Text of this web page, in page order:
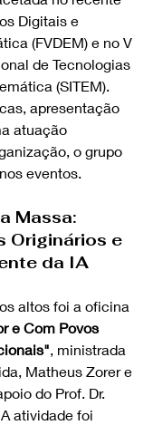
Digitais e
(FVDEM) e no V
de Tecnologias
(SITEM).
apresentação
atuação
o grupo
eventos.
Massa:
Originários e
da IA
altos foi a oficina
e Com Povos
, ministrada
Matheus Zorer e
do Prof. Dr.
atividade foi